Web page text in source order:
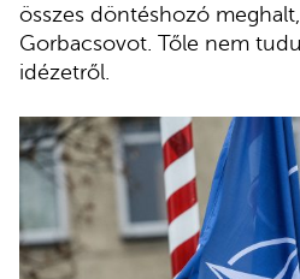
összes döntéshozó
Gorbacsovot. Tőle nem
idézetről.